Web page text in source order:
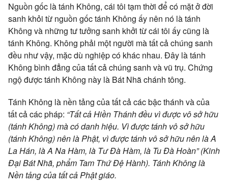
Nguồn gốc là tánh Không, cái tôi tạm thời để có mặt ở đời
sanh khỏi từ nguồn gốc tánh Không ấy nên nó là tánh
Không và những tư tưởng sanh khởi từ cái tôi ấy cũng là
tánh Không. Không phải một người mà tất cả chúng sanh
đều như vậy, mặc dù nghiệp có khác nhau. Đây là tánh
Không bình đẳng của tất cả chúng sanh và vũ trụ. Chứng
ngộ được tánh Không này là Bát Nhã chánh tông.
Tánh Không là nền tảng của tất cả các bậc thánh và của
tất cả các pháp: “Tất cả Hiền Thánh đều vì được vô sở hữu
(tánh Không) mà có danh hiệu. Vì được tánh vô sở hữu
(tánh Không) nên là Phật, vì được tánh vô sở hữu nên là A
La Hán, là A Na Hàm, là Tư Đà Hàm, là Tu Đà Hoàn” (Kinh
Đại Bát Nhã, phẩm Tam Thứ Đệ Hành). Tánh Không là
Nền tảng của tất cả Phật giáo.